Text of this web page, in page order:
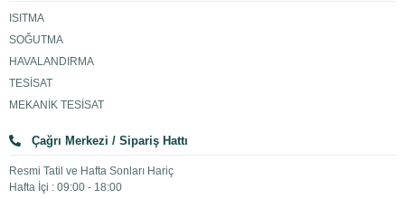
ISITMA
SOĞUTMA
HAVALANDIRMA
TESİSAT
MEKANİK TESİSAT
Çağrı Merkezi / Sipariş Hattı
Resmi Tatil ve Hafta Sonları Hariç
Hafta İçi : 09:00 - 18:00